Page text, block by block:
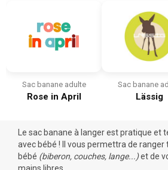
Sac banane adulte
Rose in April
Sac banane
Lässig
Le sac banane à langer est pratique et
avec bébé ! Il vous permettra de ranger
bébé (biberon, couches, lange...)et de